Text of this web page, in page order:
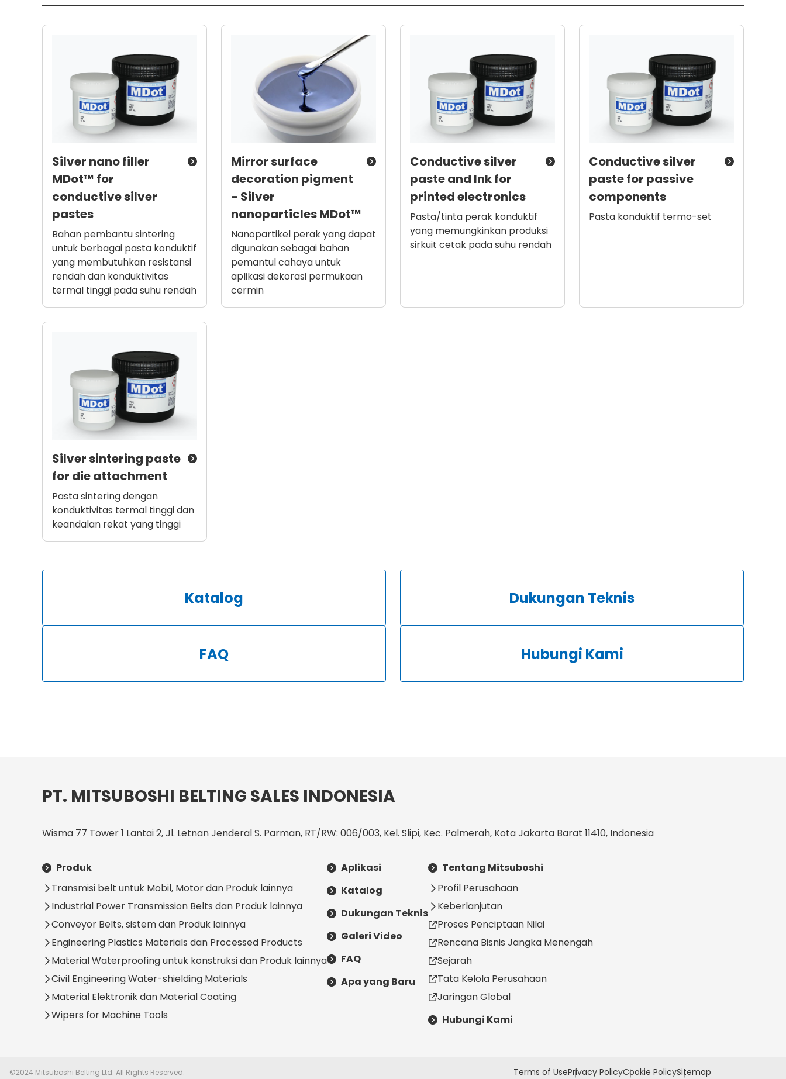
Silver nano filler
MDot™ for
conductive silver
pastes
Bahan pembantu sintering
untuk berbagai pasta konduktif
yang membutuhkan resistansi
rendah dan konduktivitas
termal tinggi pada suhu rendah
Mirror surface
decoration pigment
- Silver
nanoparticles MDot™
Nanopartikel perak yang dapat
digunakan sebagai bahan
pemantul cahaya untuk
aplikasi dekorasi permukaan
cermin
Conductive silver
paste and Ink for
printed electronics
Pasta/tinta perak konduktif
yang memungkinkan produksi
sirkuit cetak pada suhu rendah
Conductive silver
paste for passive
components
Pasta konduktif termo-set
Silver sintering paste
for die attachment
Pasta sintering dengan
konduktivitas termal tinggi dan
keandalan rekat yang tinggi
Katalog Dukungan Teknis
FAQ Hubungi Kami
PT. MITSUBOSHI BELTING SALES INDONESIA
Wisma 77 Tower 1 Lantai 2, Jl. Letnan Jenderal S. Parman, RT/RW: 006/003, Kel. Slipi, Kec. Palmerah, Kota Jakarta Barat 11410, Indonesia
Produk
Transmisi belt untuk Mobil, Motor dan Produk lainnya
Industrial Power Transmission Belts dan Produk lainnya
Conveyor Belts, sistem dan Produk lainnya
Engineering Plastics Materials dan Processed Products
Material Waterproofing untuk konstruksi dan Produk lainnya
Civil Engineering Water-shielding Materials
Material Elektronik dan Material Coating
Wipers for Machine Tools
Aplikasi
Katalog
Dukungan Teknis
Galeri Video
FAQ
Apa yang Baru
Tentang Mitsuboshi
Profil Perusahaan
Keberlanjutan
Proses Penciptaan Nilai
Rencana Bisnis Jangka Menengah
Sejarah
Tata Kelola Perusahaan
Jaringan Global
Hubungi Kami
©2024 Mitsuboshi Belting Ltd. All Rights Reserved. Terms of UsePrivacy PolicyCookie PolicySitemap